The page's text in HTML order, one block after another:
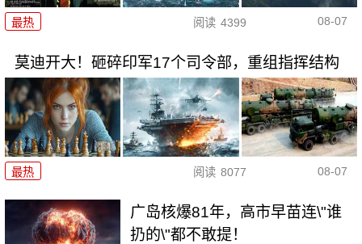
最热 阅读 4399 08-07
莫迪开大！砸碎印军17个司令部，重组指挥结构
最热 阅读 8077 08-07
广岛核爆81年，高市早苗连\"谁
扔的\"都不敢提！